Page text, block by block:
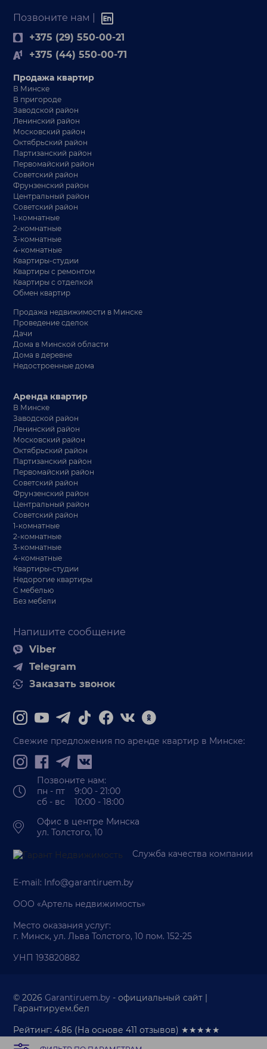
Позвоните нам |
+375 (29) 550-00-21
+375 (44) 550-00-71
Продажа квартир
В Минске
В пригороде
Заводской район
Ленинский район
Московский район
Октябрьский район
Партизанский район
Первомайский район
Советский район
Фрунзенский район
Центральный район
Советский район
1-комнатные
2-комнатные
3-комнатные
4-комнатные
Квартиры-студии
Квартиры с ремонтом
Квартиры с отделкой
Обмен квартир
Продажа недвижимости в Минске
Проведение сделок
Дачи
Дома в Минской области
Дома в деревне
Недостроенные дома
Напишите сообщение
Viber
Telegram
Заказать звонок
Аренда квартир
В Минске
Заводской район
Ленинский район
Московский район
Октябрьский район
Партизанский район
Первомайский район
Советский район
Фрунзенский район
Центральный район
Советский район
1-комнатные
2-комнатные
3-комнатные
4-комнатные
Квартиры-студии
Недорогие квартиры
С мебелью
Без мебели
Свежие предложения по аренде квартир в Минске:
Позвоните нам:
пн - пт 9:00 - 21:00
сб - вс 10:00 - 18:00
Офис в центре Минска
ул. Толстого, 10
Служба качества компании
E-mail: Info@garantiruem.by
ООО «Артель недвижимость»
Место оказания услуг:
г. Минск, ул. Льва Толстого, 10 пом. 152-25
УНП 193820882
© 2026Garantiruem.by - официальный сайт |
Гарантируем.бел
Рейтинг: 4.86 (На основе411 отзывов) ★★★★★